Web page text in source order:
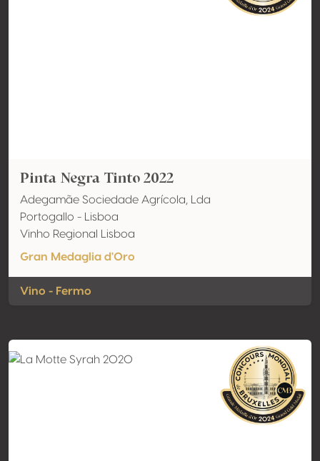
Pinta Negra Tinto 2022
Adegamãe Sociedade Agrícola, Lda
Portogallo - Lisboa
Vinho Regional Lisboa
Gran Medaglia d'Oro
Vino - Fermo